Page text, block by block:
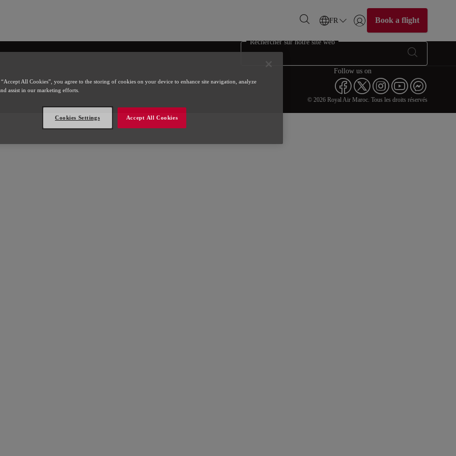
FR
Se connecter | S’inscrire)
Book a flight
Rechercher sur notre site web
Follow us on
© 2026 Royal Air Maroc. Tous les droits réservés
All Cookies”, you agree to the storing of cookies on your device to enhance site navigation, analyze
assist in our marketing efforts.
Accept All Cookies
Cookies Settings